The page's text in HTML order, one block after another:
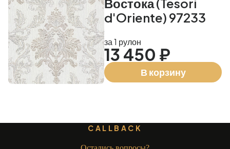
Востока (Tesori
d'Oriente) 97233
за 1 рулон
13 450 ₽
В корзину
CALLBACK